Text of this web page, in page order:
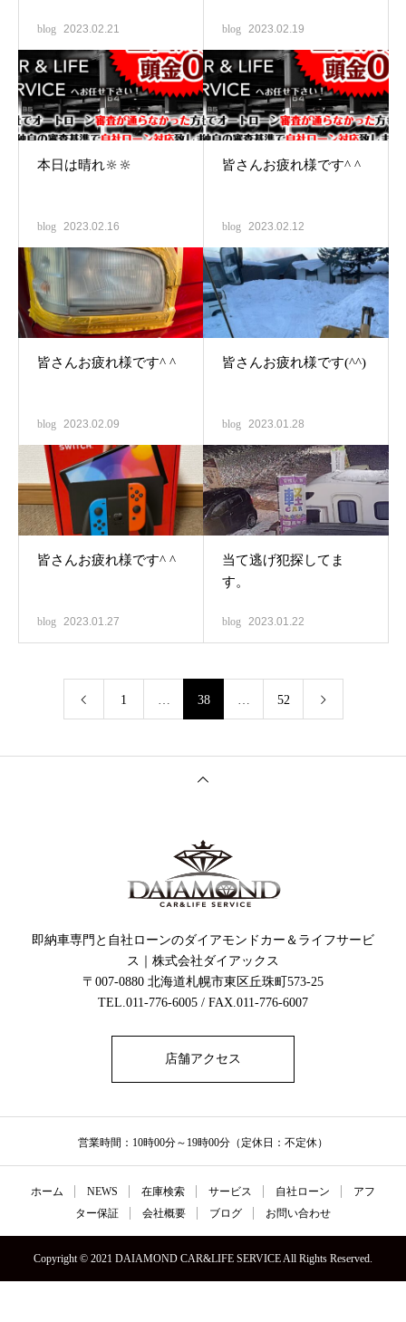
blog 2023.02.21 blog 2023.02.19
本日は晴れ🔆🔆
blog 2023.02.16
皆さんお疲れ様です^ ^
blog 2023.02.12
皆さんお疲れ様です^ ^
blog 2023.02.09
皆さんお疲れ様です(^^)
blog 2023.01.28
皆さんお疲れ様です^ ^
blog 2023.01.27
当て逃げ犯探してま
す。
blog 2023.01.22
1 … 38 … 52
即納車専門と自社ローンのダイアモンドカー＆ライフサービ
ス｜株式会社ダイアックス
〒007-0880 北海道札幌市東区丘珠町573-25
TEL.011-776-6005 / FAX.011-776-6007
店舗アクセス
営業時間：10時00分～19時00分（定休日：不定休）
ホーム NEWS 在庫検索 サービス 自社ローン
アフ
ター保証
会社概要 ブログ お問い合わせ
Copyright © 2021 DAIAMOND CAR&LIFE SERVICE All Rights Reserved.